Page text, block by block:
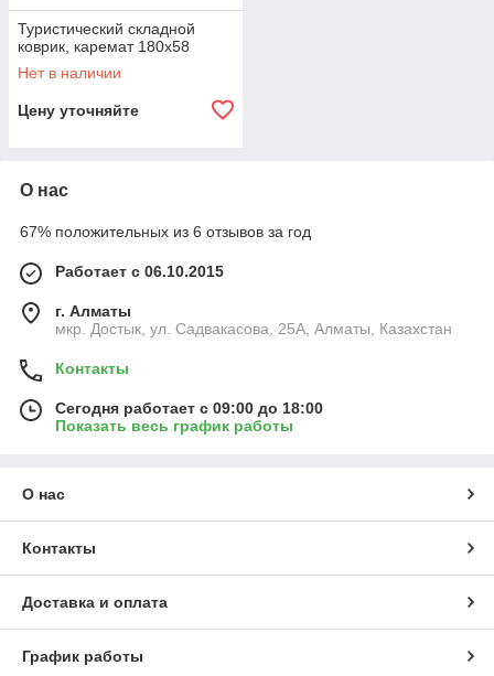
Туристический складной
коврик, каремат 180x58
Нет в наличии
Цену уточняйте
О нас
67% положительных из 6 отзывов за год
Работает с 06.10.2015
г. Алматы
мкр. Достык, ул. Садвакасова, 25А, Алматы, Казахстан
Контакты
Сегодня работает с 09:00 до 18:00
Показать весь график работы
О нас
Контакты
Доставка и оплата
График работы